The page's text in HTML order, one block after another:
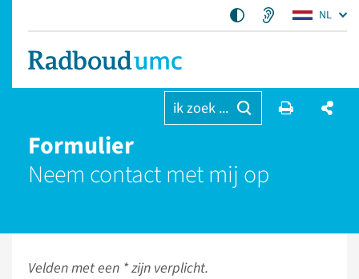
NL
ik zoek ...
Formulier
Neem contact met mij op
Velden met een * zijn verplicht.